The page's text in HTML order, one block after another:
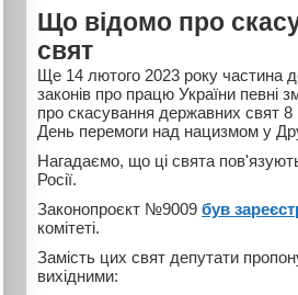
Що відомо про
свят
Ще 14 лютого 2023 року частина
законів про працю України певні
про скасування державних свят
День перемоги над нацизмом у
Нагадаємо, що ці свята
Росії.
Законопроєкт №9009 був
комітеті.
Замість цих свят депутати
вихідними: